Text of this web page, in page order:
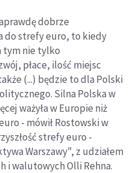
dobrze
do strefy euro, to kiedy
tym nie tylko
płace, ilość miejsc
(...) będzie to dla Polski
Silna Polska w
ważyła w Europie niż
- mówił Rostowski w
strefy euro -
Warszawy", z udziałem
i walutowych Olli Rehna.